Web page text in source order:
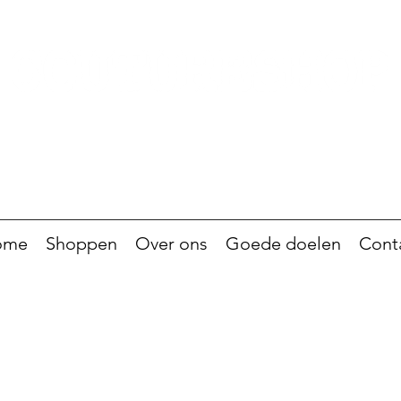
Shoppen Over ons Goede doelen